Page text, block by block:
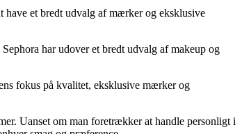
have et bredt udvalg af mærker og eksklusive
har udover et bredt udvalg af makeup og
fokus på kvalitet, eksklusive mærker og
Uanset om man foretrækker at handle personligt i